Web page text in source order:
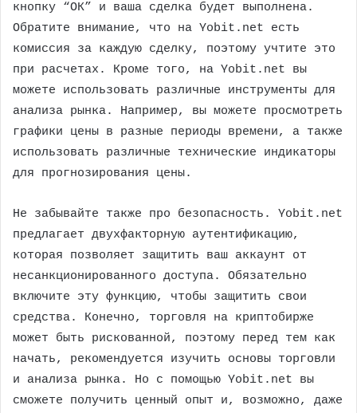
кнопку “ОК” и ваша сделка будет выполнена.
Обратите внимание, что на Yobit.net есть
комиссия за каждую сделку, поэтому учтите это
при расчетах. Кроме того, на Yobit.net вы
можете использовать различные инструменты для
анализа рынка. Например, вы можете просмотреть
графики цены в разные периоды времени, а также
использовать различные технические индикаторы
для прогнозирования цены.
Не забывайте также про безопасность. Yobit.net
предлагает двухфакторную аутентификацию,
которая позволяет защитить ваш аккаунт от
несанкционированного доступа. Обязательно
включите эту функцию, чтобы защитить свои
средства. Конечно, торговля на криптобирже
может быть рискованной, поэтому перед тем как
начать, рекомендуется изучить основы торговли
и анализа рынка. Но с помощью Yobit.net вы
сможете получить ценный опыт и, возможно, даже